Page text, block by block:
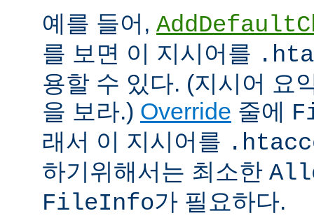
예를 들어,
를 보면 이 지시어를
용할 수 있다. (지시어 요
을 보라.) Override 줄에
래서 이 지시어를
하기위해서는 최소한
FileInfo가 필요하다.